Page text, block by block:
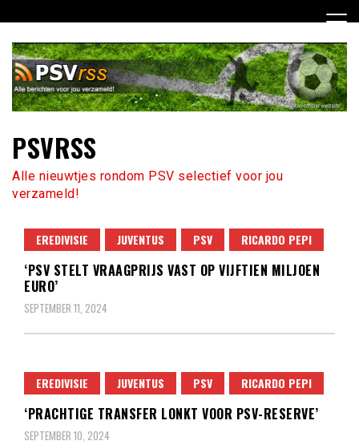
naar
inhoud
PSVRSS
Alle nieuwtjes rondom PSV selectief voor jou
verzameld!
EREDIVISIE JUVENTUS PSV RICARDO PEPI
‘PSV STELT VRAAGPRIJS VAST OP VIJFTIEN MILJOEN
EURO’
SEPTEMBER 11, 2024
EREDIVISIE JUVENTUS PSV RICARDO PEPI
‘PRACHTIGE TRANSFER LONKT VOOR PSV-RESERVE’
SEPTEMBER 10, 2024